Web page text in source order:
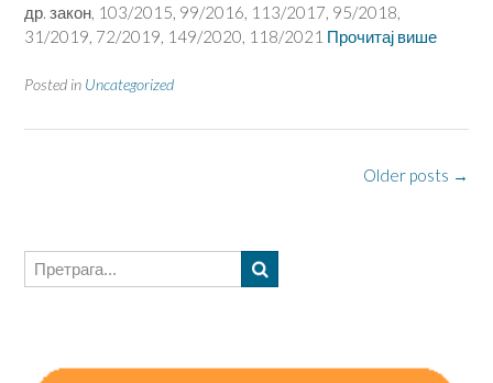
др. закон, 103/2015, 99/2016, 113/2017, 95/2018,
31/2019, 72/2019, 149/2020, 118/2021 Прочитај више
Posted in Uncategorized
Older posts →